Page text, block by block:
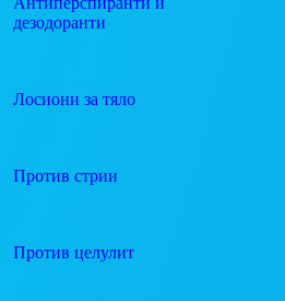
дезодоранти
Лосиони за тяло
Против стрии
Против целулит